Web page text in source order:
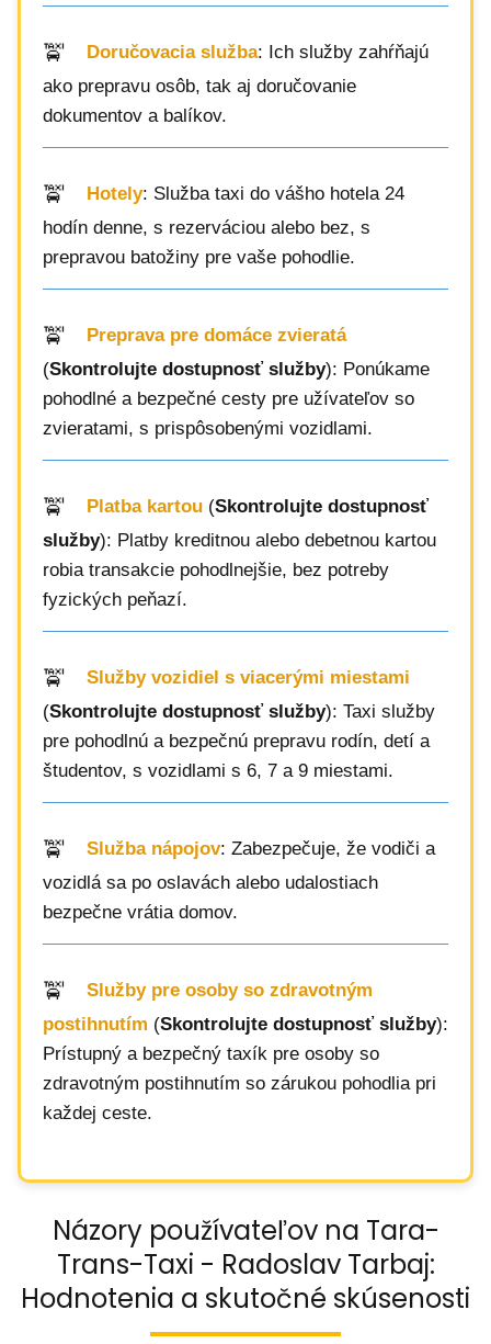
Doručovacia služba: Ich služby zahŕňajú
ako prepravu osôb, tak aj doručovanie
dokumentov a balíkov.
Hotely: Služba taxi do vášho hotela 24
hodín denne, s rezerváciou alebo bez, s
prepravou batožiny pre vaše pohodlie.
Preprava pre domáce zvieratá
(Skontrolujte dostupnosť služby): Ponúkame
pohodlné a bezpečné cesty pre užívateľov so
zvieratami, s prispôsobenými vozidlami.
Platba kartou (Skontrolujte dostupnosť
služby): Platby kreditnou alebo debetnou kartou
robia transakcie pohodlnejšie, bez potreby
fyzických peňazí.
Služby vozidiel s viacerými miestami
(Skontrolujte dostupnosť služby): Taxi služby
pre pohodlnú a bezpečnú prepravu rodín, detí a
študentov, s vozidlami s 6, 7 a 9 miestami.
Služba nápojov: Zabezpečuje, že vodiči a
vozidlá sa po oslavách alebo udalostiach
bezpečne vrátia domov.
Služby pre osoby so zdravotným
postihnutím (Skontrolujte dostupnosť služby):
Prístupný a bezpečný taxík pre osoby so
zdravotným postihnutím so zárukou pohodlia pri
každej ceste.
Názory používateľov na Tara-
Trans-Taxi - Radoslav Tarbaj:
Hodnotenia a skutočné skúsenosti